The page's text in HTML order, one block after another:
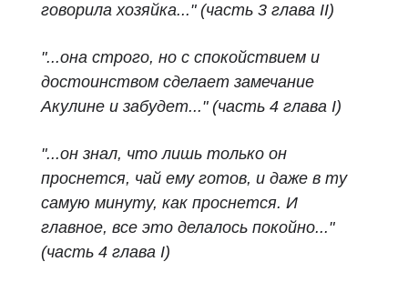
говорила хозяйка..." (часть 3 глава II)
"...она строго, но с спокойствием и
достоинством сделает замечание
Акулине и забудет..." (часть 4 глава I)
"...он знал, что лишь только он
проснется, чай ему готов, и даже в ту
самую минуту, как проснется. И
главное, все это делалось покойно..."
(часть 4 глава I)